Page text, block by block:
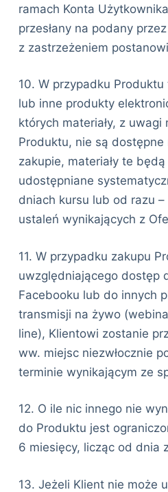
ramach Konta
przesłany na podany
z zastrzeżeniem
10. W przypadku
lub inne produkty
których materiały, z uwagi
Produktu, nie są dostępne
zakupie, materiały te będą
udostępniane
dniach kursu lub od razu
ustaleń wynikających z
11. W przypadku zakupu
uwzględniającego dostęp
Facebooku lub do innych
transmisji na żywo
line), Klientowi zostanie
ww. miejsc niezwłocznie
terminie wynikającym ze
12. O ile nic innego nie
do Produktu jest
6 miesięcy, licząc od
13. Jeżeli Klient nie może